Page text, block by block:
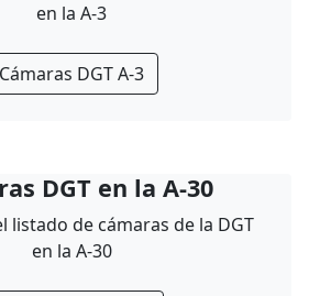
en la A-3
Cámaras DGT A-3
DGT en la A-30
listado de cámaras de la DGT
en la A-30